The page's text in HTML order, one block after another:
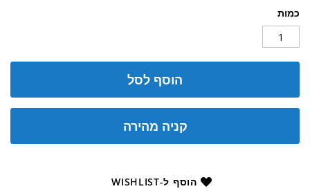
כמות
הוסף לסל
קניה מהירה
הוסף ל-WISHLIST